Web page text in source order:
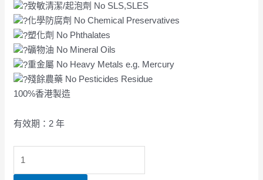
致敏清潔/起泡劑 No SLS,SLES
化學防腐劑 No Chemical Preservatives
塑化劑 No Phthalates
礦物油 No Mineral Oils
重金屬 No Heavy Metals e.g. Mercury
殘餘農藥 No Pesticides Residue
100%香港製造
有效期：2 年